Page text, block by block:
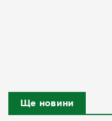
Ще новини